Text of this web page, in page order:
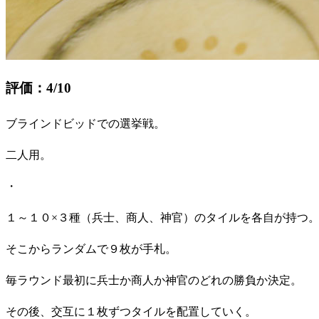
評価：4/10
ブラインドビッドでの選挙戦。
二人用。
・
１～１０×３種（兵士、商人、神官）のタイルを各自が持つ。
そこからランダムで９枚が手札。
毎ラウンド最初に兵士か商人か神官のどれの勝負か決定。
その後、交互に１枚ずつタイルを配置していく。